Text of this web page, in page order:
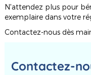
N'attendez plus pour
exemplaire dans votre
Contactez-nous dès
Contactez-